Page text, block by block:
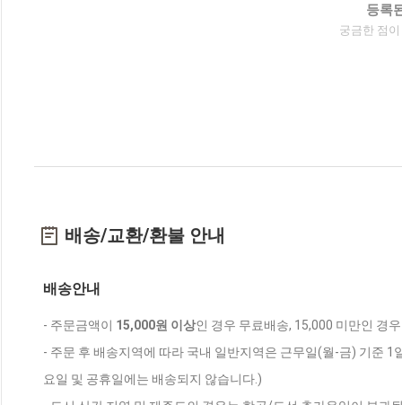
등록
궁금한 점
배송/교환/환불 안내
배송안내
- 주문금액이 15,000원 이상인 경우 무료배송, 15,000 미만인 경
- 주문 후 배송지역에 따라 국내 일반지역은 근무일(월-금) 기준
요일 및 공휴일에는 배송되지 않습니다.)